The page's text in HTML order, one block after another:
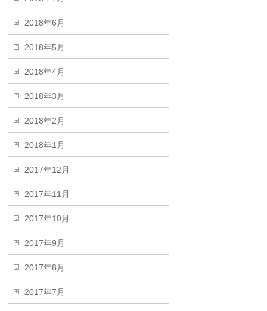
2018年6月
2018年5月
2018年4月
2018年3月
2018年2月
2018年1月
2017年12月
2017年11月
2017年10月
2017年9月
2017年8月
2017年7月